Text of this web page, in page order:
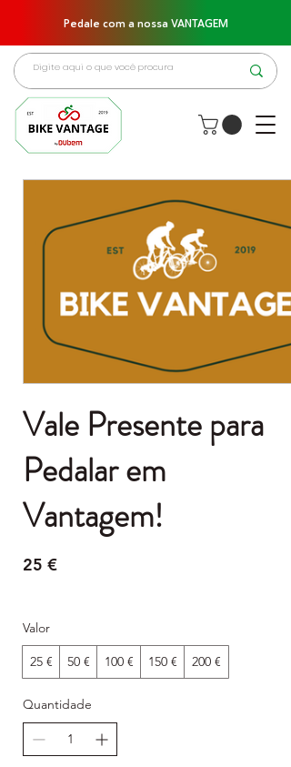
Pedale com a nossa VANTAGEM
Vale Presente para
Pedalar em
Vantagem!
25 €
Valor
25 € 50 € 100 € 150 € 200 €
Quantidade